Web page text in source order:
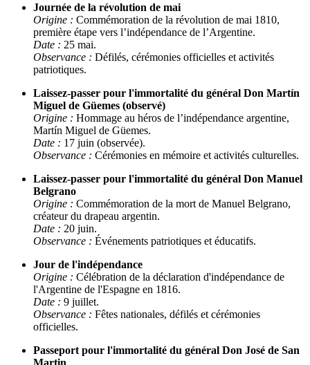
Journée de la révolution de mai
Origine : Commémoration de la révolution de mai 1810,
première étape vers l’indépendance de l’Argentine.
Date : 25 mai.
Observance : Défilés, cérémonies officielles et activités
patriotiques.
Laissez-passer pour l'immortalité du général Don Martín
Miguel de Güemes (observé)
Origine : Hommage au héros de l’indépendance argentine,
Martín Miguel de Güemes.
Date : 17 juin (observée).
Observance : Cérémonies en mémoire et activités culturelles.
Laissez-passer pour l'immortalité du général Don Manuel
Belgrano
Origine : Commémoration de la mort de Manuel Belgrano,
créateur du drapeau argentin.
Date : 20 juin.
Observance : Événements patriotiques et éducatifs.
Jour de l'indépendance
Origine : Célébration de la déclaration d'indépendance de
l'Argentine de l'Espagne en 1816.
Date : 9 juillet.
Observance : Fêtes nationales, défilés et cérémonies
officielles.
Passeport pour l'immortalité du général Don José de San
Martin